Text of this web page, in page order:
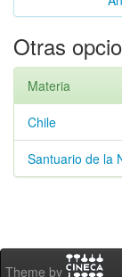
Otras
Materia
Chile
Santuario de la
Theme by